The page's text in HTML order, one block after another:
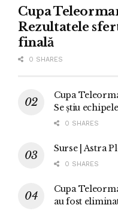
Cupa
Rezultatele
finală
0 SHARES
Cupa
Se știu
0 SHARES
Surse | Astra
0 SHARES
Cupa
au fost